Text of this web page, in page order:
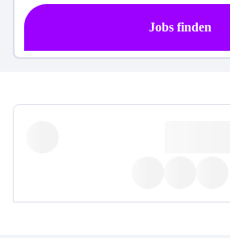
Jobs finden